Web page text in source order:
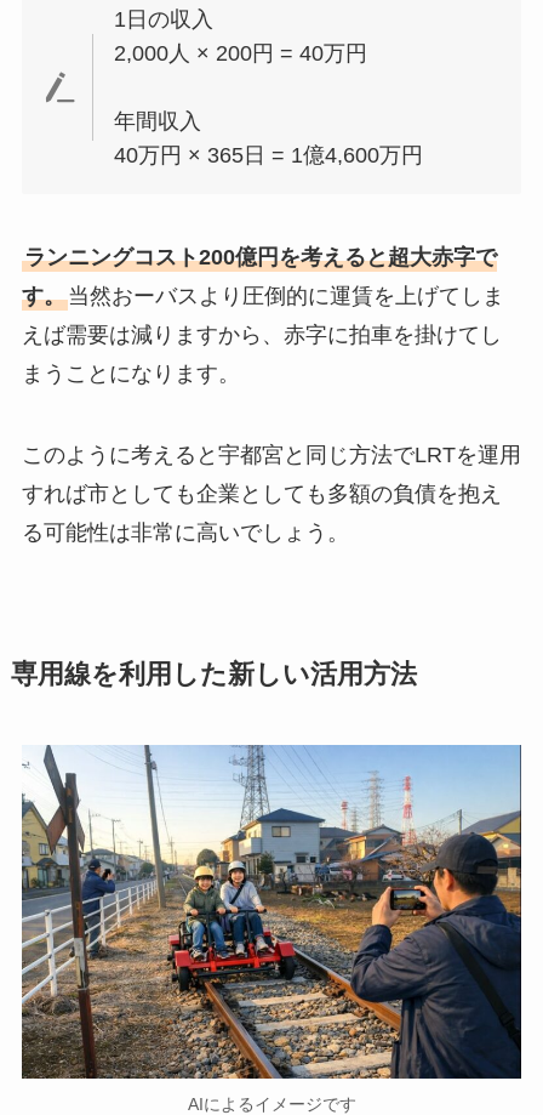
1日の収入
2,000人 × 200円 = 40万円
年間収入
40万円 × 365日 = 1億4,600万円
ランニングコスト200億円を考えると超大赤字で
す。当然おーバスより圧倒的に運賃を上げてしま
えば需要は減りますから、赤字に拍車を掛けてし
まうことになります。
このように考えると宇都宮と同じ方法でLRTを運用
すれば市としても企業としても多額の負債を抱え
る可能性は非常に高いでしょう。
専用線を利用した新しい活用方法
AIによるイメージです